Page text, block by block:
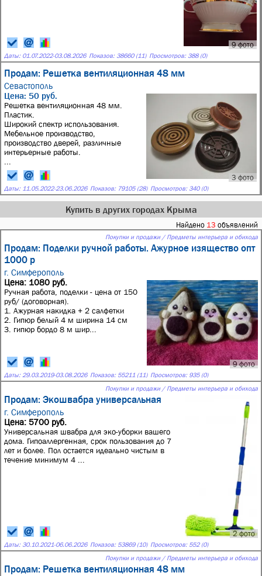
9 фото
Даты: 01.07.2022-03.08.2026 Показов: 38660 (11) Просмотров: 388 (0)
Продам: Решетка вентиляционная 48 мм
Севастополь
3 фото
Цена: 50 руб.
Решетка вентиляционная 48 мм.
Пластик.
Широкий спектр использования.
Мебельное производство,
производство дверей, различные
интерьерные работы.
Даты: 11.05.2022-23.06.2026 Показов: 79105 (28) Просмотров: 340 (0)
Купить в других городах Крыма
Найдено 13 объявлений
Покупки и продажи / Предметы интерьера и обихода
Продам: Поделки ручной работы. Ажурное изящество опт
1000 р
г. Симферополь
9 фото
Цена: 1080 руб.
Ручная работа, поделки - цена от 150
руб/ (договорная).
1. Ажурная накидка + 2 салфетки
2. Гипюр белый 4 м ширина 14 см
3. гипюр бордо 8 м шир...
Даты: 29.03.2019-03.08.2026 Показов: 55211 (11) Просмотров: 935 (0)
Покупки и продажи / Предметы интерьера и обихода
Продам: Экошвабра универсальная
г. Симферополь
2 фото
Цена: 5700 руб.
Универсальная швабра для эко-уборки вашего
дома. Гипоаллергенная, срок пользования до 7
лет и более. Пол остается идеально чистым в
течение минимум 4 ...
Даты: 30.10.2021-06.06.2026 Показов: 53869 (10) Просмотров: 552 (0)
Покупки и продажи / Предметы интерьера и обихода
Продам: Решетка вентиляционная 48 мм